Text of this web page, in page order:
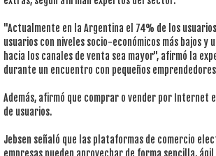
"Actualmente en la Argentina el 74% de los
usuarios con niveles socio-económicos más bajos
hacia los canales de venta sea mayor", afirmó la
durante un encuentro con pequeños
Además, afirmó que comprar o vender por Internet
de usuarios.
Jebsen señaló que las plataformas de comercio